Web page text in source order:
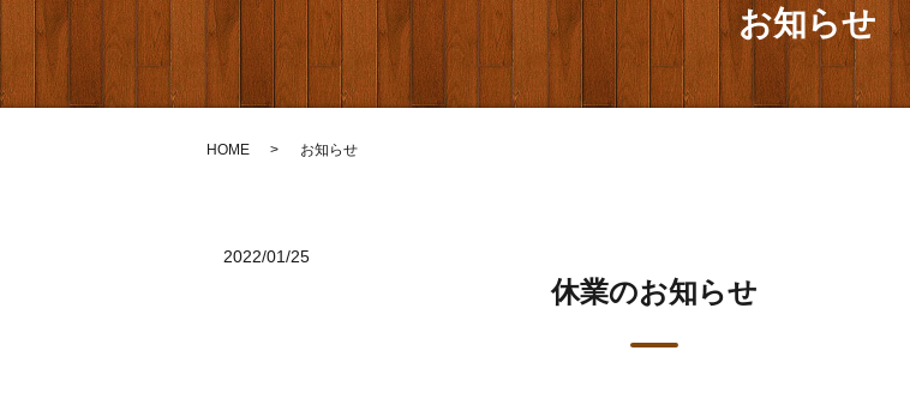
お知らせ
HOME お知らせ
2022/01/25
休業のお知らせ